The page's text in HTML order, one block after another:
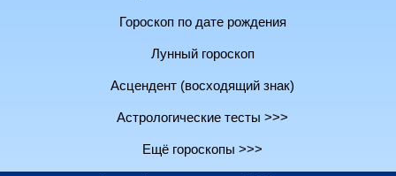
Гороскоп по дате рождения
Лунный гороскоп
Асцендент (восходящий знак)
Астрологические тесты >>>
Ещё гороскопы >>>